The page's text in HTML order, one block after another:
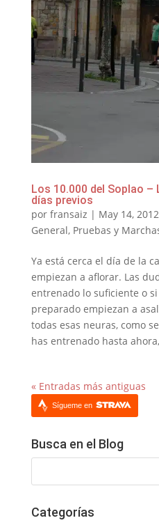
Los 10.000 del Soplao –
días previos
por fransaiz | May 14, 2012
General, Pruebas y
Ya está cerca el día de la
empiezan a aflorar. Las
entrenado lo suficiente o
preparado empiezan a
todas esas neuras, como
has entrenado hasta
« Entradas más antiguas
Sígueme en
Busca en el Blog
Categorías